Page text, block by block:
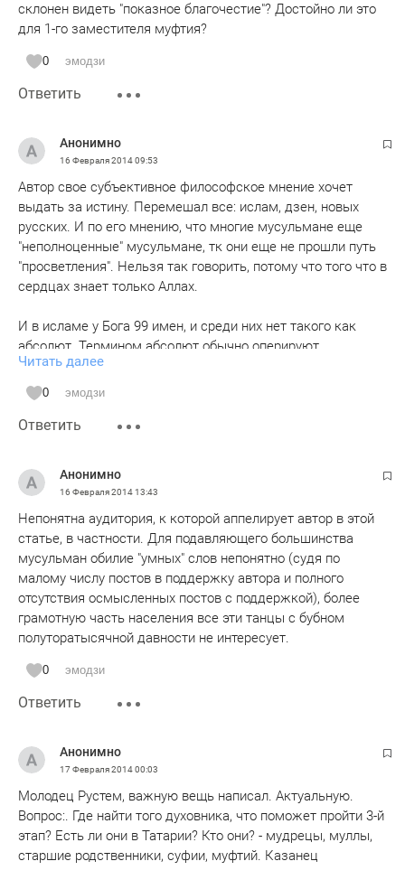
склонен видеть "показное благочестие"? Достойно ли это
для 1-го заместителя муфтия?
0 эмодзи
Ответить
Анонимно
16 Февраля 201409:53
Автор свое субъективное философское мнение хочет
выдать за истину. Перемешал все: ислам, дзен, новых
русских. И по его мнению, что многие мусульмане еще
"неполноценные" мусульмане, тк они еще не прошли путь
"просветления". Нельзя так говорить, потому что того что в
сердцах знает только Аллах.
И в исламе у Бога 99 имен, и среди них нет такого как
абсолют. Термином абсолют обычно оперируют
философы.
Читая Ваши статьи все больше и больше убеждаюсь, что
Вы не мусульманский богослов, а всего лишь обычный
Читать далее
0 эмодзи
Ответить
Анонимно
16 Февраля 201413:43
Непонятна аудитория, к которой аппелирует автор в этой
статье, в частности. Для подавляющего большинства
мусульман обилие "умных" слов непонятно (судя по
малому числу постов в поддержку автора и полного
отсутствия осмысленных постов с поддержкой), более
грамотную часть населения все эти танцы с бубном
полуторатысячной давности не интересует.
0 эмодзи
Ответить
Анонимно
17 Февраля 201400:03
Молодец Рустем, важную вещь написал. Актуальную.
Вопрос:. Где найти того духовника, что поможет пройти 3-й
этап? Есть ли они в Татарии? Кто они? - мудрецы, муллы,
старшие родственники, суфии, муфтий. Казанец